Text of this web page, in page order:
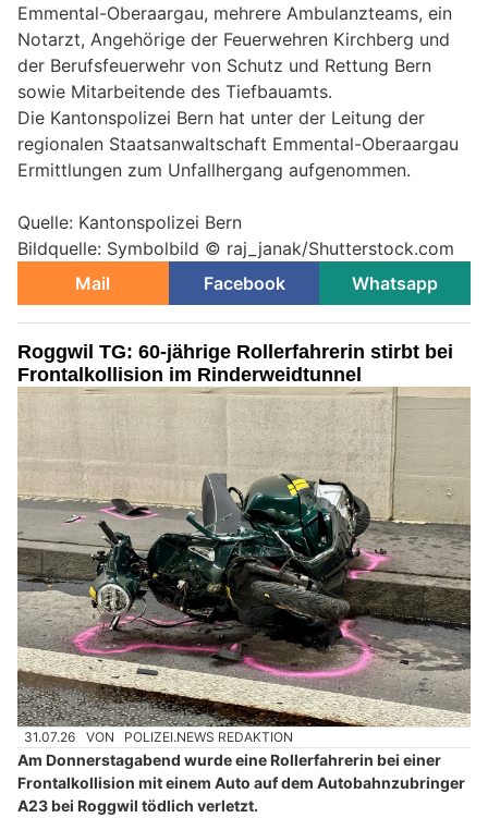
Emmental-Oberaargau, mehrere Ambulanzteams, ein
Notarzt, Angehörige der Feuerwehren Kirchberg und
der Berufsfeuerwehr von Schutz und Rettung Bern
sowie Mitarbeitende des Tiefbauamts.
Die Kantonspolizei Bern hat unter der Leitung der
regionalen Staatsanwaltschaft Emmental-Oberaargau
Ermittlungen zum Unfallhergang aufgenommen.
Quelle: Kantonspolizei Bern
Bildquelle: Symbolbild © raj_janak/Shutterstock.com
Mail
Facebook Whatsapp
Roggwil TG: 60-jährige Rollerfahrerin stirbt bei
Frontalkollision im Rinderweidtunnel
31.07.26 VON POLIZEI.NEWS REDAKTION
Am Donnerstagabend wurde eine Rollerfahrerin bei einer
Frontalkollision mit einem Auto auf dem Autobahnzubringer
A23 bei Roggwil tödlich verletzt.